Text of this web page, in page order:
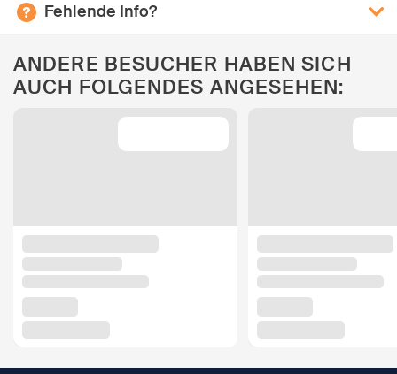
Fehlende Info?
ANDERE BESUCHER HABEN SICH
AUCH FOLGENDES ANGESEHEN: